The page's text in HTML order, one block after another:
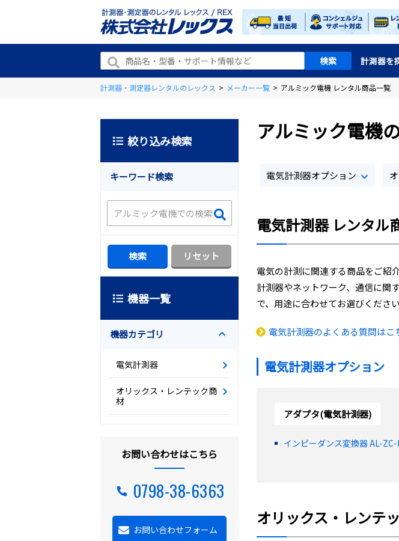
計測器を
計測器・測定器レンタルのレックス > メーカー一覧 > アルミック電機 レンタル商品一覧
アルミック電機
電気計測器オプション
電気計測器 レンタル
電気の計測に関連する商品をご紹
計測器やネットワーク、通信に関
で、用途に合わせてお選びください
電気計測器のよくある質問はこ
電気計測器オプション
アダプタ(電気計測器)
インピーダンス変換器 AL-
オリックス・レンテ
絞り込み検索
キーワード検索
機器一覧
機器カテゴリ
電気計測器
オリックス・レンテック商
材
お問い合わせはこちら
0798-38-6363
お問い合わせフォーム